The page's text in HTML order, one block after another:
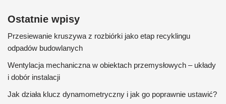
Ostatnie wpisy
Przesiewanie kruszywa z rozbiórki jako etap recyklingu
odpadów budowlanych
Wentylacja mechaniczna w obiektach przemysłowych – układy
i dobór instalacji
Jak działa klucz dynamometryczny i jak go poprawnie ustawić?